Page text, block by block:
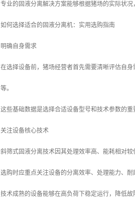
专业的固液分离解决方案能够根据猪场的实际状
如何选择适合的固液分离机：实用选购指南
明确自身需求
在选择设备前，猪场经营者首先需要清晰评估自
等。
这些基础数据是选择合适设备型号和技术参数的重
关注设备核心技术
斜筛式固液分离技术因其处理效率高、能耗相对
选购时应重点关注设备的分离效率、处理能力、耐
技术成熟的设备能够在高负荷下稳定运行，降低故